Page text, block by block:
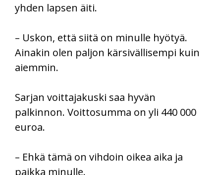
yhden lapsen äiti.
– Uskon, että siitä on minulle hyötyä.
Ainakin olen paljon kärsivällisempi kuin
aiemmin.
Sarjan voittajakuski saa hyvän
palkinnon. Voittosumma on yli 440 000
euroa.
– Ehkä tämä on vihdoin oikea aika ja
paikka minulle.